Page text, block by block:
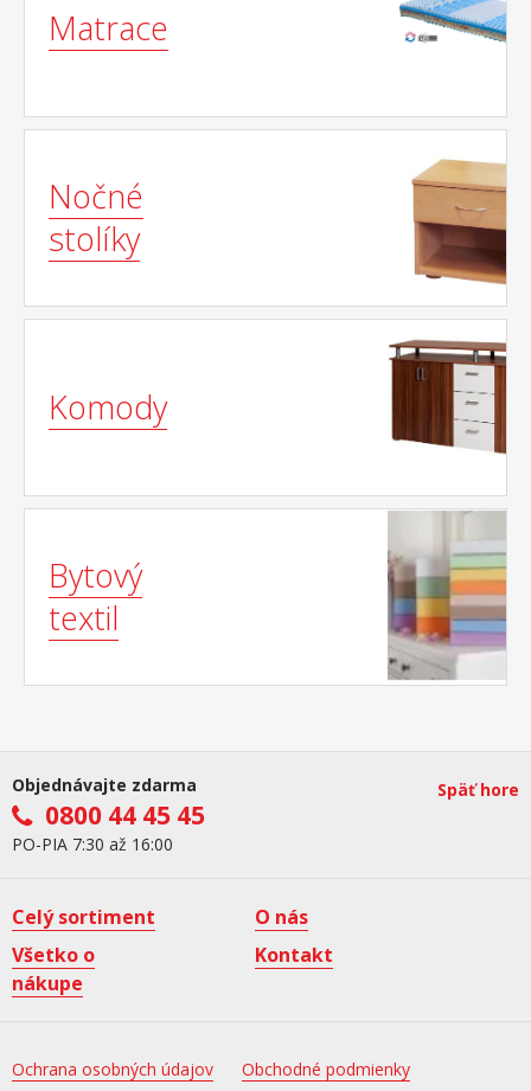
Matrace
Nočné
stolíky
Komody
Bytový
textil
Objednávajte zdarma
0800 44 45 45
PO-PIA 7:30 až 16:00
Späť hore
Celý sortiment
O nás
Všetko o
nákupe
Kontakt
Ochrana osobných údajov Obchodné podmienky